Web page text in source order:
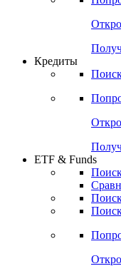
Кредиты
ETF & Funds